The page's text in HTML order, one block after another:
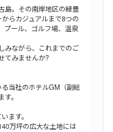
島。その南岸地区の緑豊
らカジュアルまで8つの
プール、ゴルフ場、温泉
みながら、これまでのご
てみませんか?
当社のホテルGM（副総
。
ます。
万坪の広大な土地には